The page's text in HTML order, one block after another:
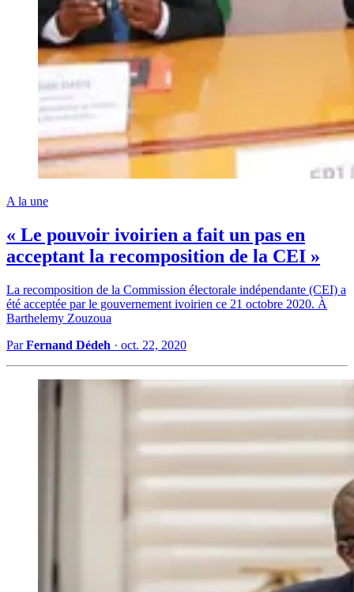
A la une
« Le pouvoir ivoirien a fait un pas en
acceptant la recomposition de la CEI »
La recomposition de la Commission électorale indépendante (CEI) a
été acceptée par le gouvernement ivoirien ce 21 octobre 2020. À
Barthelemy Zouzoua
ParFernand Dédeh · oct. 22, 2020